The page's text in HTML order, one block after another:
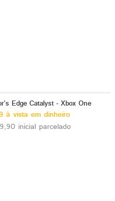
Edge Catalyst - Xbox One
à vista em dinheiro
inicial parcelado